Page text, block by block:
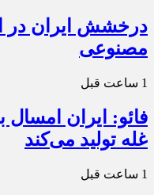
درخشش ایران در
مصنوعی
1 ساعت قبل
غله تولید می‌کند
1 ساعت قبل